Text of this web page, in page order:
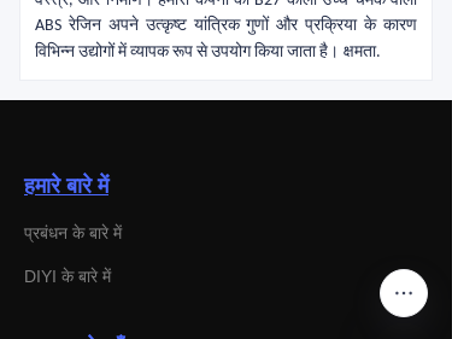
ABS रेजिन अपने उत्कृष्ट यांत्रिक गुणों और प्रक्रिया के कारण
विभिन्न उद्योगों में व्यापक रूप से उपयोग किया जाता है। क्षमता.
हमारे बारे में
प्रबंधन के बारे में
DIYI के बारे में